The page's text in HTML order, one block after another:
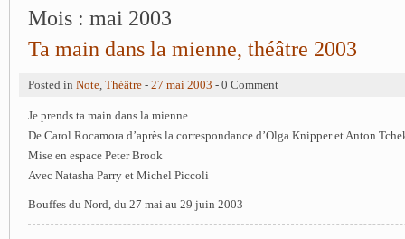
Mois : mai 2003
Ta main dans la mienne, théâtre 2003
Posted in Note, Théâtre - 27 mai 2003 - 0 Comment
Je prends ta main dans la mienne
De Carol Rocamora d’après la correspondance d’Olga Knipper et Anton
Mise en espace Peter Brook
Avec Natasha Parry et Michel Piccoli
Bouffes du Nord, du 27 mai au 29 juin 2003